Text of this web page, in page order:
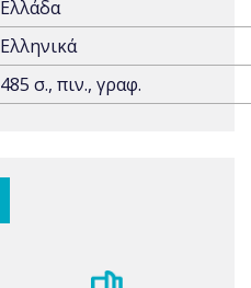
Ελλάδα
Ελληνικά
485 σ., πιν., γραφ.